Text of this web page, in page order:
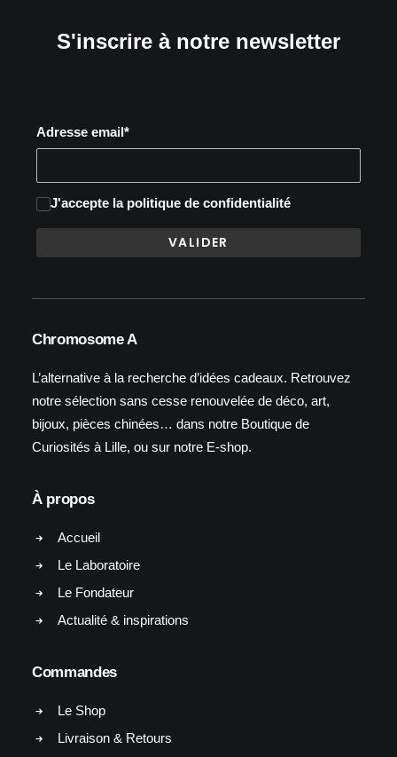
S'inscrire à notre newsletter
Adresse email*
J'accepte la politique de confidentialité
Chromosome A
L’alternative à la recherche d’idées cadeaux. Retrouvez
notre sélection sans cesse renouvelée de déco, art,
bijoux, pièces chinées… dans notre Boutique de
Curiosités à Lille, ou sur notre E-shop.
À propos
Accueil
Le Laboratoire
Le Fondateur
Actualité & inspirations
Commandes
Le Shop
Livraison & Retours